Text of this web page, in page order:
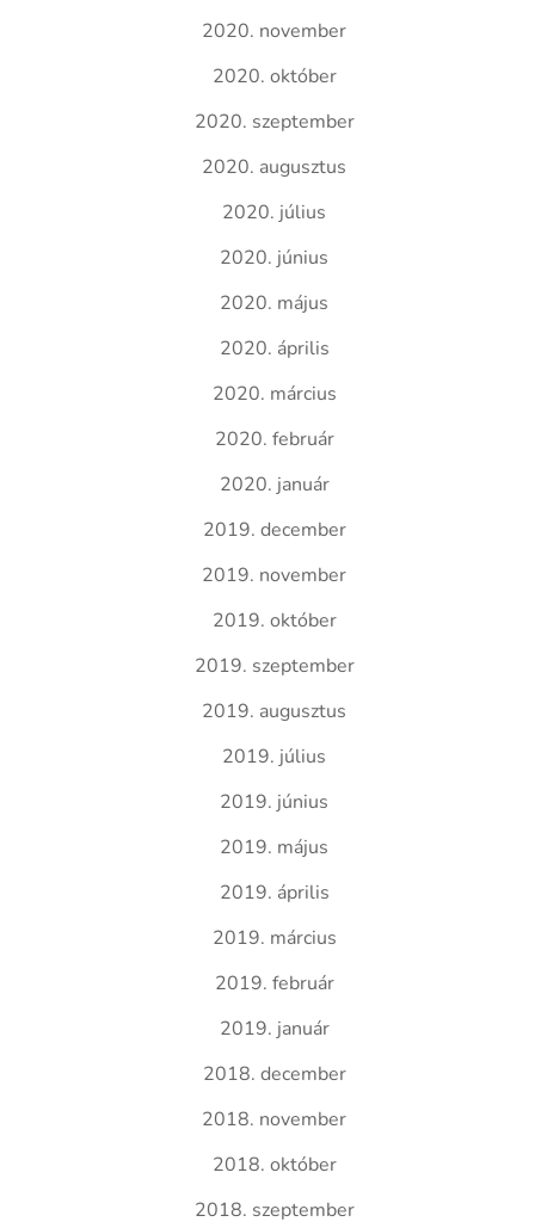
2020. november
2020. október
2020. szeptember
2020. augusztus
2020. július
2020. június
2020. május
2020. április
2020. március
2020. február
2020. január
2019. december
2019. november
2019. október
2019. szeptember
2019. augusztus
2019. július
2019. június
2019. május
2019. április
2019. március
2019. február
2019. január
2018. december
2018. november
2018. október
2018. szeptember